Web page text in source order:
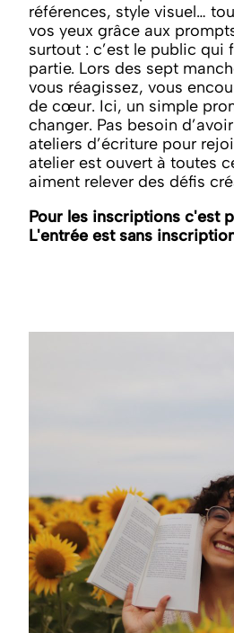
références, style visuel…
vos yeux grâce aux
surtout : c’est le public qui
partie. Lors des sept
vous réagissez, vous
de cœur. Ici, un simple
changer. Pas besoin
ateliers d’écriture pour
atelier est ouvert à toutes
aiment relever des défis
Pour les inscriptions c'est
L'entrée est sans